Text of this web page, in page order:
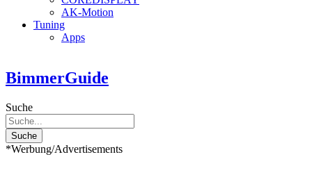
AK-Motion
Tuning
Apps
BimmerGuide
Suche
Suche
*Werbung/Advertisements